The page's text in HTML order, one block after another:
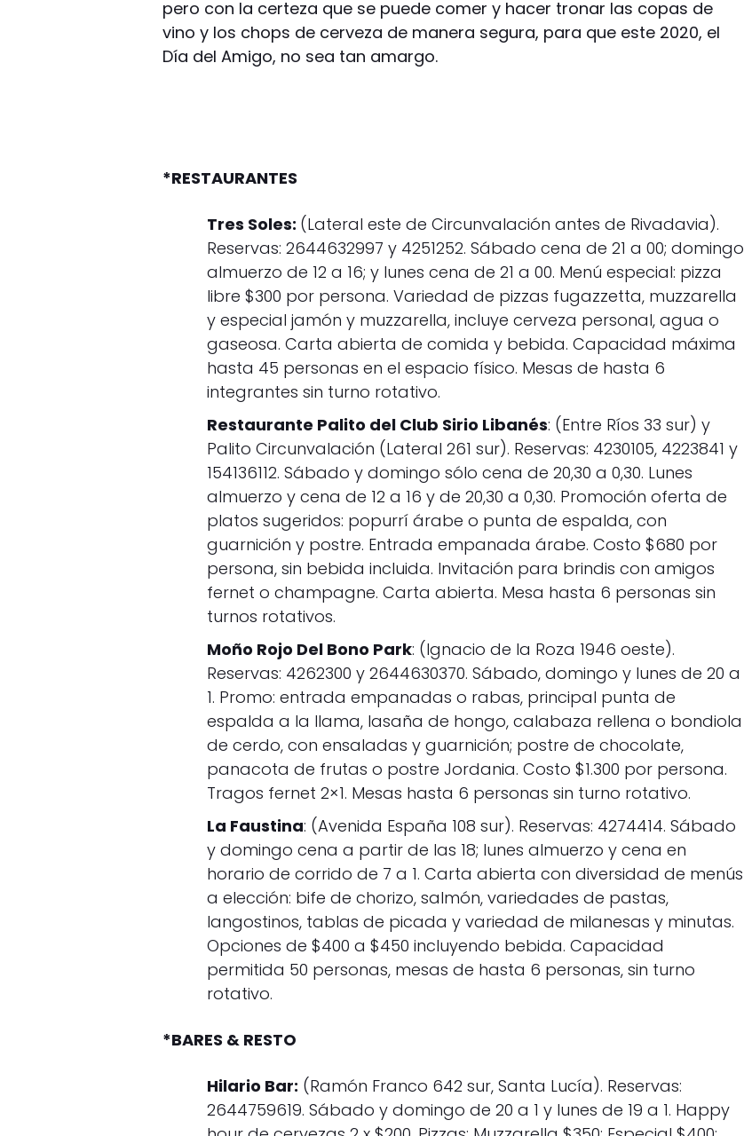
pero con la certeza que se puede comer y hacer tronar las copas de
vino y los chops de cerveza de manera segura, para que este 2020, el
Día del Amigo, no sea tan amargo.
*RESTAURANTES
Tres Soles: (Lateral este de Circunvalación antes de Rivadavia).
Reservas: 2644632997 y 4251252. Sábado cena de 21 a 00; domingo
almuerzo de 12 a 16; y lunes cena de 21 a 00. Menú especial: pizza
libre $300 por persona. Variedad de pizzas fugazzetta, muzzarella
y especial jamón y muzzarella, incluye cerveza personal, agua o
gaseosa. Carta abierta de comida y bebida. Capacidad máxima
hasta 45 personas en el espacio físico. Mesas de hasta 6
integrantes sin turno rotativo.
Restaurante Palito del Club Sirio Libanés: (Entre Ríos 33 sur) y
Palito Circunvalación (Lateral 261 sur). Reservas: 4230105, 4223841 y
154136112. Sábado y domingo sólo cena de 20,30 a 0,30. Lunes
almuerzo y cena de 12 a 16 y de 20,30 a 0,30. Promoción oferta de
platos sugeridos: popurrí árabe o punta de espalda, con
guarnición y postre. Entrada empanada árabe. Costo $680 por
persona, sin bebida incluida. Invitación para brindis con amigos
fernet o champagne. Carta abierta. Mesa hasta 6 personas sin
turnos rotativos.
Moño Rojo Del Bono Park: (Ignacio de la Roza 1946 oeste).
Reservas: 4262300 y 2644630370. Sábado, domingo y lunes de 20 a
1. Promo: entrada empanadas o rabas, principal punta de
espalda a la llama, lasaña de hongo, calabaza rellena o bondiola
de cerdo, con ensaladas y guarnición; postre de chocolate,
panacota de frutas o postre Jordania. Costo $1.300 por persona.
Tragos fernet 2×1. Mesas hasta 6 personas sin turno rotativo.
La Faustina: (Avenida España 108 sur). Reservas: 4274414. Sábado
y domingo cena a partir de las 18; lunes almuerzo y cena en
horario de corrido de 7 a 1. Carta abierta con diversidad de menús
a elección: bife de chorizo, salmón, variedades de pastas,
langostinos, tablas de picada y variedad de milanesas y minutas.
Opciones de $400 a $450 incluyendo bebida. Capacidad
permitida 50 personas, mesas de hasta 6 personas, sin turno
rotativo.
*BARES & RESTO
Hilario Bar: (Ramón Franco 642 sur, Santa Lucía). Reservas:
2644759619. Sábado y domingo de 20 a 1 y lunes de 19 a 1. Happy